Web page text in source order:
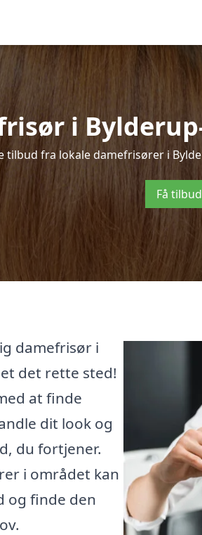
i
tilbud fra lokale damefrisører i
Få
damefrisør i
det rette sted!
at finde
dit look og
du fortjener.
i området kan
og finde den